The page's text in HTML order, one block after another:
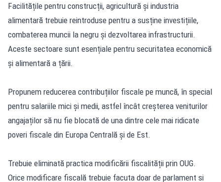
Facilitățile pentru construcții, agricultură și industria
alimentară trebuie reintroduse pentru a susține investițiile,
combaterea muncii la negru și dezvoltarea infrastructurii.
Aceste sectoare sunt esențiale pentru securitatea economică
și alimentară a țării.
Propunem reducerea contribuțiilor fiscale pe muncă, în special
pentru salariile mici și medii, astfel încât creșterea veniturilor
angajaților să nu fie blocată de una dintre cele mai ridicate
poveri fiscale din Europa Centrală și de Est.
Trebuie eliminată practica modificării fiscalității prin OUG.
Orice modificare fiscală trebuie facuta doar de parlament si